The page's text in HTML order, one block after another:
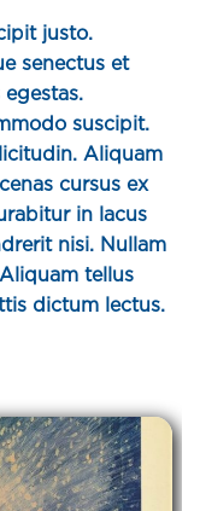
justo.
senectus et
suscipit.
Aliquam
cursus ex
in lacus
nisi. Nullam
tellus
dictum lectus.